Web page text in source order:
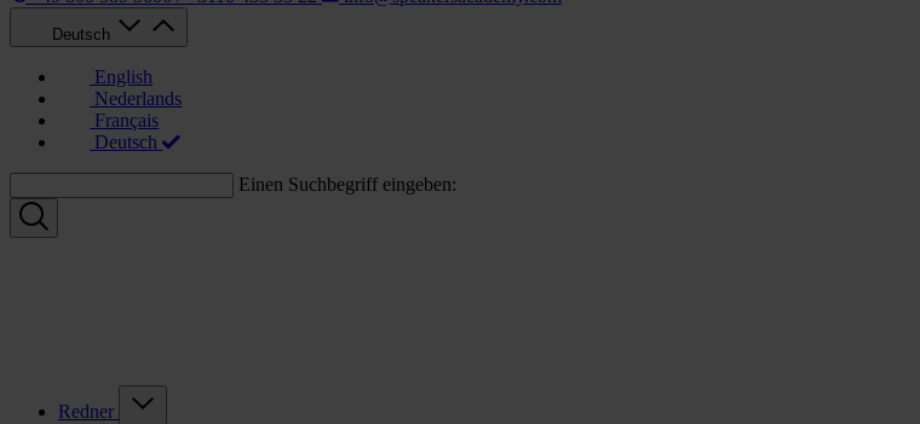
Deutsch
English
Nederlands
Français
Deutsch
Einen Suchbegriff eingeben:
Redner